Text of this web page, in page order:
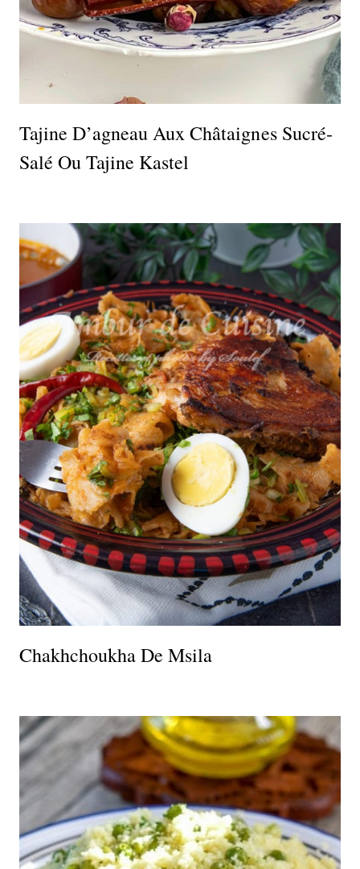
Tajine D’agneau Aux Châtaignes Sucré-
Salé Ou Tajine Kastel
Chakhchoukha De Msila